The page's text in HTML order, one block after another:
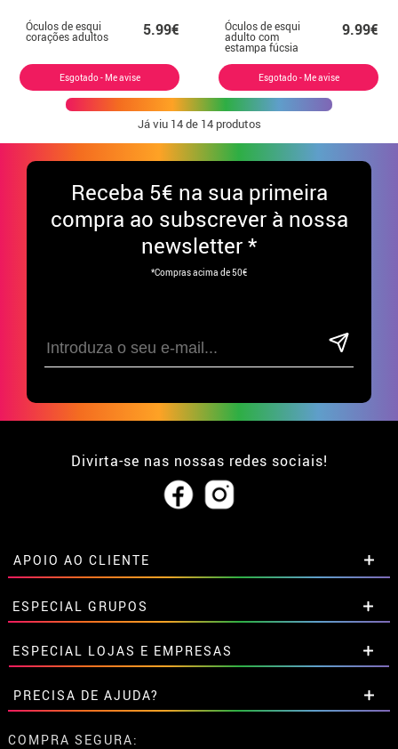
Óculos de esqui
corações adultos 5.99€
Esgotado - Me avise
Óculos de esqui
adulto com
estampa fúcsia
9.99€
Esgotado - Me avise
Já viu 14de 14 produtos
Receba 5€ na sua primeira
compra ao subscrever à nossa
newsletter *
*Compras acima de 50€
Divirta-se nas nossas redes sociais!
APOIO AO CLIENTE
• Sobre nós
• Condições de venda
• Aviso legal ePrivacidade
• Atendimento ao cliente
• Utilização de cookies
•Configuração de cookies
ESPECIAL GRUPOS
Descontos especiais para grupos.
Entre em contato connosco aqui
ESPECIAL LOJAS E EMPRESAS
Descontos especiais para grupos.
Entre em contato connosco aqui
PRECISA DE AJUDA?
Ainda não colocei a minha ordem
COMPRA SEGURA: